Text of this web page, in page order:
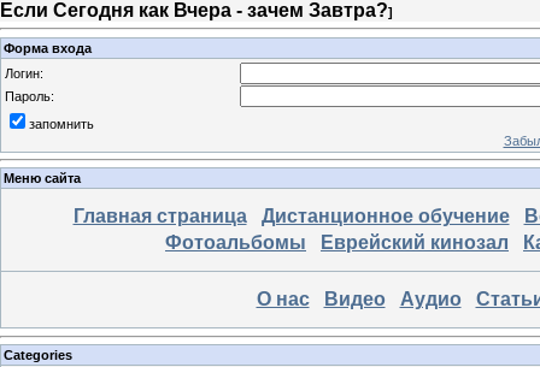
Если Сегодня как Вчера - зачем Завтра?]
Форма входа
Логин:
Пароль:
запомнить
Меню сайта
Главная страница Дистанционное обучение
Фотоальбомы
Еврейский кинозал
О нас Видео Аудио
Categories